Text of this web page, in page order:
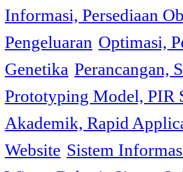
Informasi, Persediaan
Pengeluaran Optimasi,
Genetika Perancangan,
Prototyping Model, PIR
Akademik, Rapid
Website Sistem